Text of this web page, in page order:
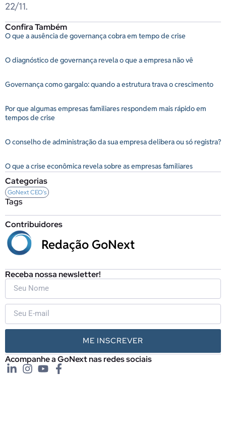
Categorias
GoNext CEO's
Tags
Contribuidores
Redação GoNext
Receba nossa newsletter!
ME INSCREVER
Acompanhe a GoNext nas redes sociais
Confira Também
O que a ausência de governança cobra em tempo de crise
O diagnóstico de governança revela o que a empresa não vê
Governança como gargalo: quando a estrutura trava o crescimento
Por que algumas empresas familiares respondem mais rápido em
tempos de crise
O conselho de administração da sua empresa delibera ou só registra?
O que a crise econômica revela sobre as empresas familiares
22/11.